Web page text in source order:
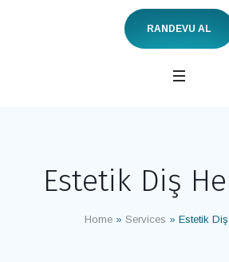
RANDEVU AL
Estetik Diş
Home» Services » Estetik